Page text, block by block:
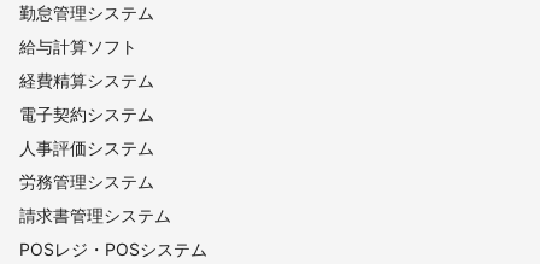
勤怠管理システム
給与計算ソフト
経費精算システム
電子契約システム
人事評価システム
労務管理システム
請求書管理システム
POSレジ・POSシステム